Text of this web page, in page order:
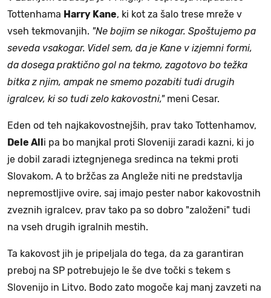
Tottenhama Harry Kane, ki kot za šalo trese mreže v
vseh tekmovanjih. "Ne bojim se nikogar. Spoštujemo pa
seveda vsakogar. Videl sem, da je Kane v izjemni formi,
da dosega praktično gol na tekmo, zagotovo bo težka
bitka z njim, ampak ne smemo pozabiti tudi drugih
igralcev, ki so tudi zelo kakovostni," meni Cesar.
Eden od teh najkakovostnejših, prav tako Tottenhamov,
Dele All i pa bo manjkal proti Sloveniji zaradi kazni, ki jo
je dobil zaradi iztegnjenega sredinca na tekmi proti
Slovakom. A to bržčas za Angleže niti ne predstavlja
nepremostljive ovire, saj imajo pester nabor kakovostnih
zveznih igralcev, prav tako pa so dobro "založeni" tudi
na vseh drugih igralnih mestih.
Ta kakovost jih je pripeljala do tega, da za garantiran
preboj na SP potrebujejo le še dve točki s tekem s
Slovenijo in Litvo. Bodo zato mogoče kaj manj zavzeti na